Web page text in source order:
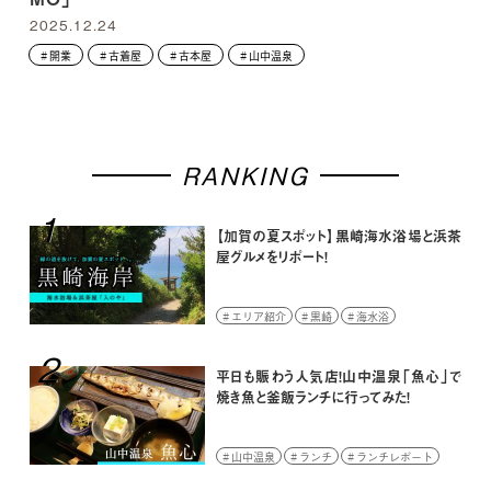
2025.12.24
開業 古着屋 古本屋 山中温泉
RANKING
【加賀の夏スポット】黒崎海水浴場と浜茶
屋グルメをリポート！
1
エリア紹介 黒崎 海水浴
平日も賑わう人気店！山中温泉「魚心」で
焼き魚と釜飯ランチに行ってみた！
2
山中温泉 ランチ ランチレポート